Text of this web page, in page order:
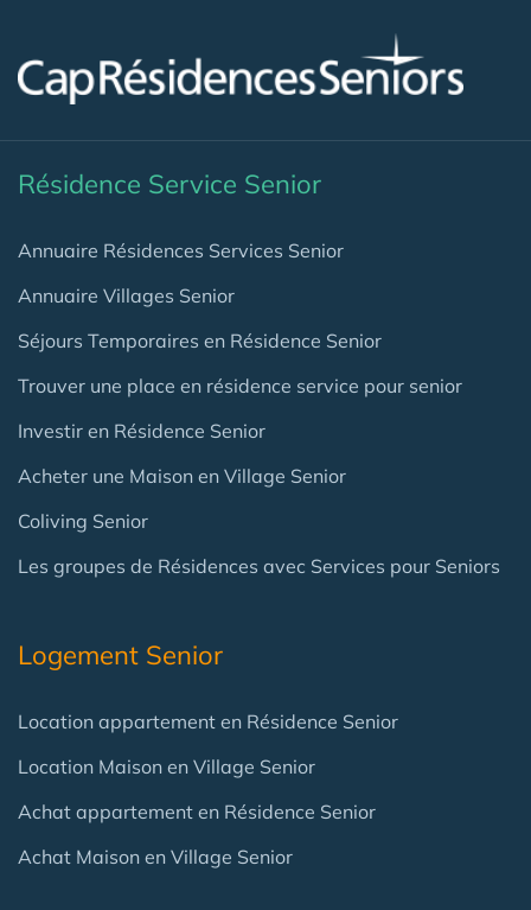
Résidence Service Senior
Annuaire Résidences Services Senior
Annuaire Villages Senior
Séjours Temporaires en Résidence Senior
Trouver une place en résidence service pour senior
Investir en Résidence Senior
Acheter une Maison en Village Senior
Coliving Senior
Les groupes de Résidences avec Services pour Seniors
Logement Senior
Location appartement en Résidence Senior
Location Maison en Village Senior
Achat appartement en Résidence Senior
Achat Maison en Village Senior